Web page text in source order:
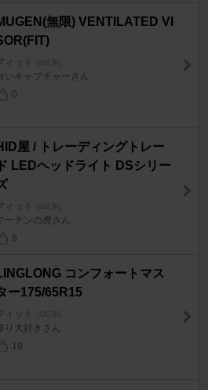
無限) VENTILATED VI
ィット [GE系]
いキャプチャーさん
0
屋 / トレーディングトレー
ド LEDヘッドライト DSシリー
ィット [GE系]
ーテンの虎さん
8
コンフォートマス
ー175/65R15
ィット [GE系]
り大好きさん
19